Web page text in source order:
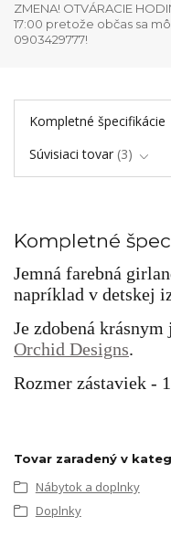
ZMENA! OTVÁRACIE
17:00 pretože občas sa
0903429777!
Kompletné špecifikácie
Súvisiaci tovar 3
Kompletné
Jemná farebná
napríklad v detskej
Je zdobená
Orchid Designs.
Rozmer zástaviek -
Tovar zaradený v
Nábytok a doplnky
Doplnky